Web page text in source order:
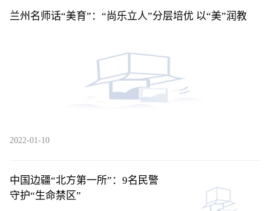
兰州名师话“美育”：“尚乐立人”分层培优 以“美”润教
2022-01-10
中国边疆“北方第一所”：9名民警
守护“生命禁区”